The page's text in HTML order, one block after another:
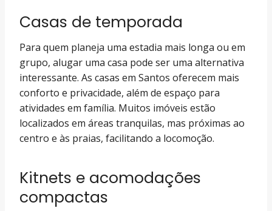
Casas de temporada
Para quem planeja uma estadia mais longa ou em
grupo, alugar uma casa pode ser uma alternativa
interessante. As casas em Santos oferecem mais
conforto e privacidade, além de espaço para
atividades em família. Muitos imóveis estão
localizados em áreas tranquilas, mas próximas ao
centro e às praias, facilitando a locomoção.
Kitnets e acomodações
compactas